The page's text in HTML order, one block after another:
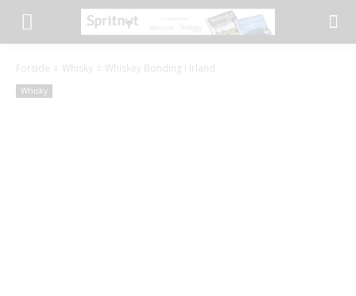
Forside Whisky Whiskey Bonding i Irland
Whisky